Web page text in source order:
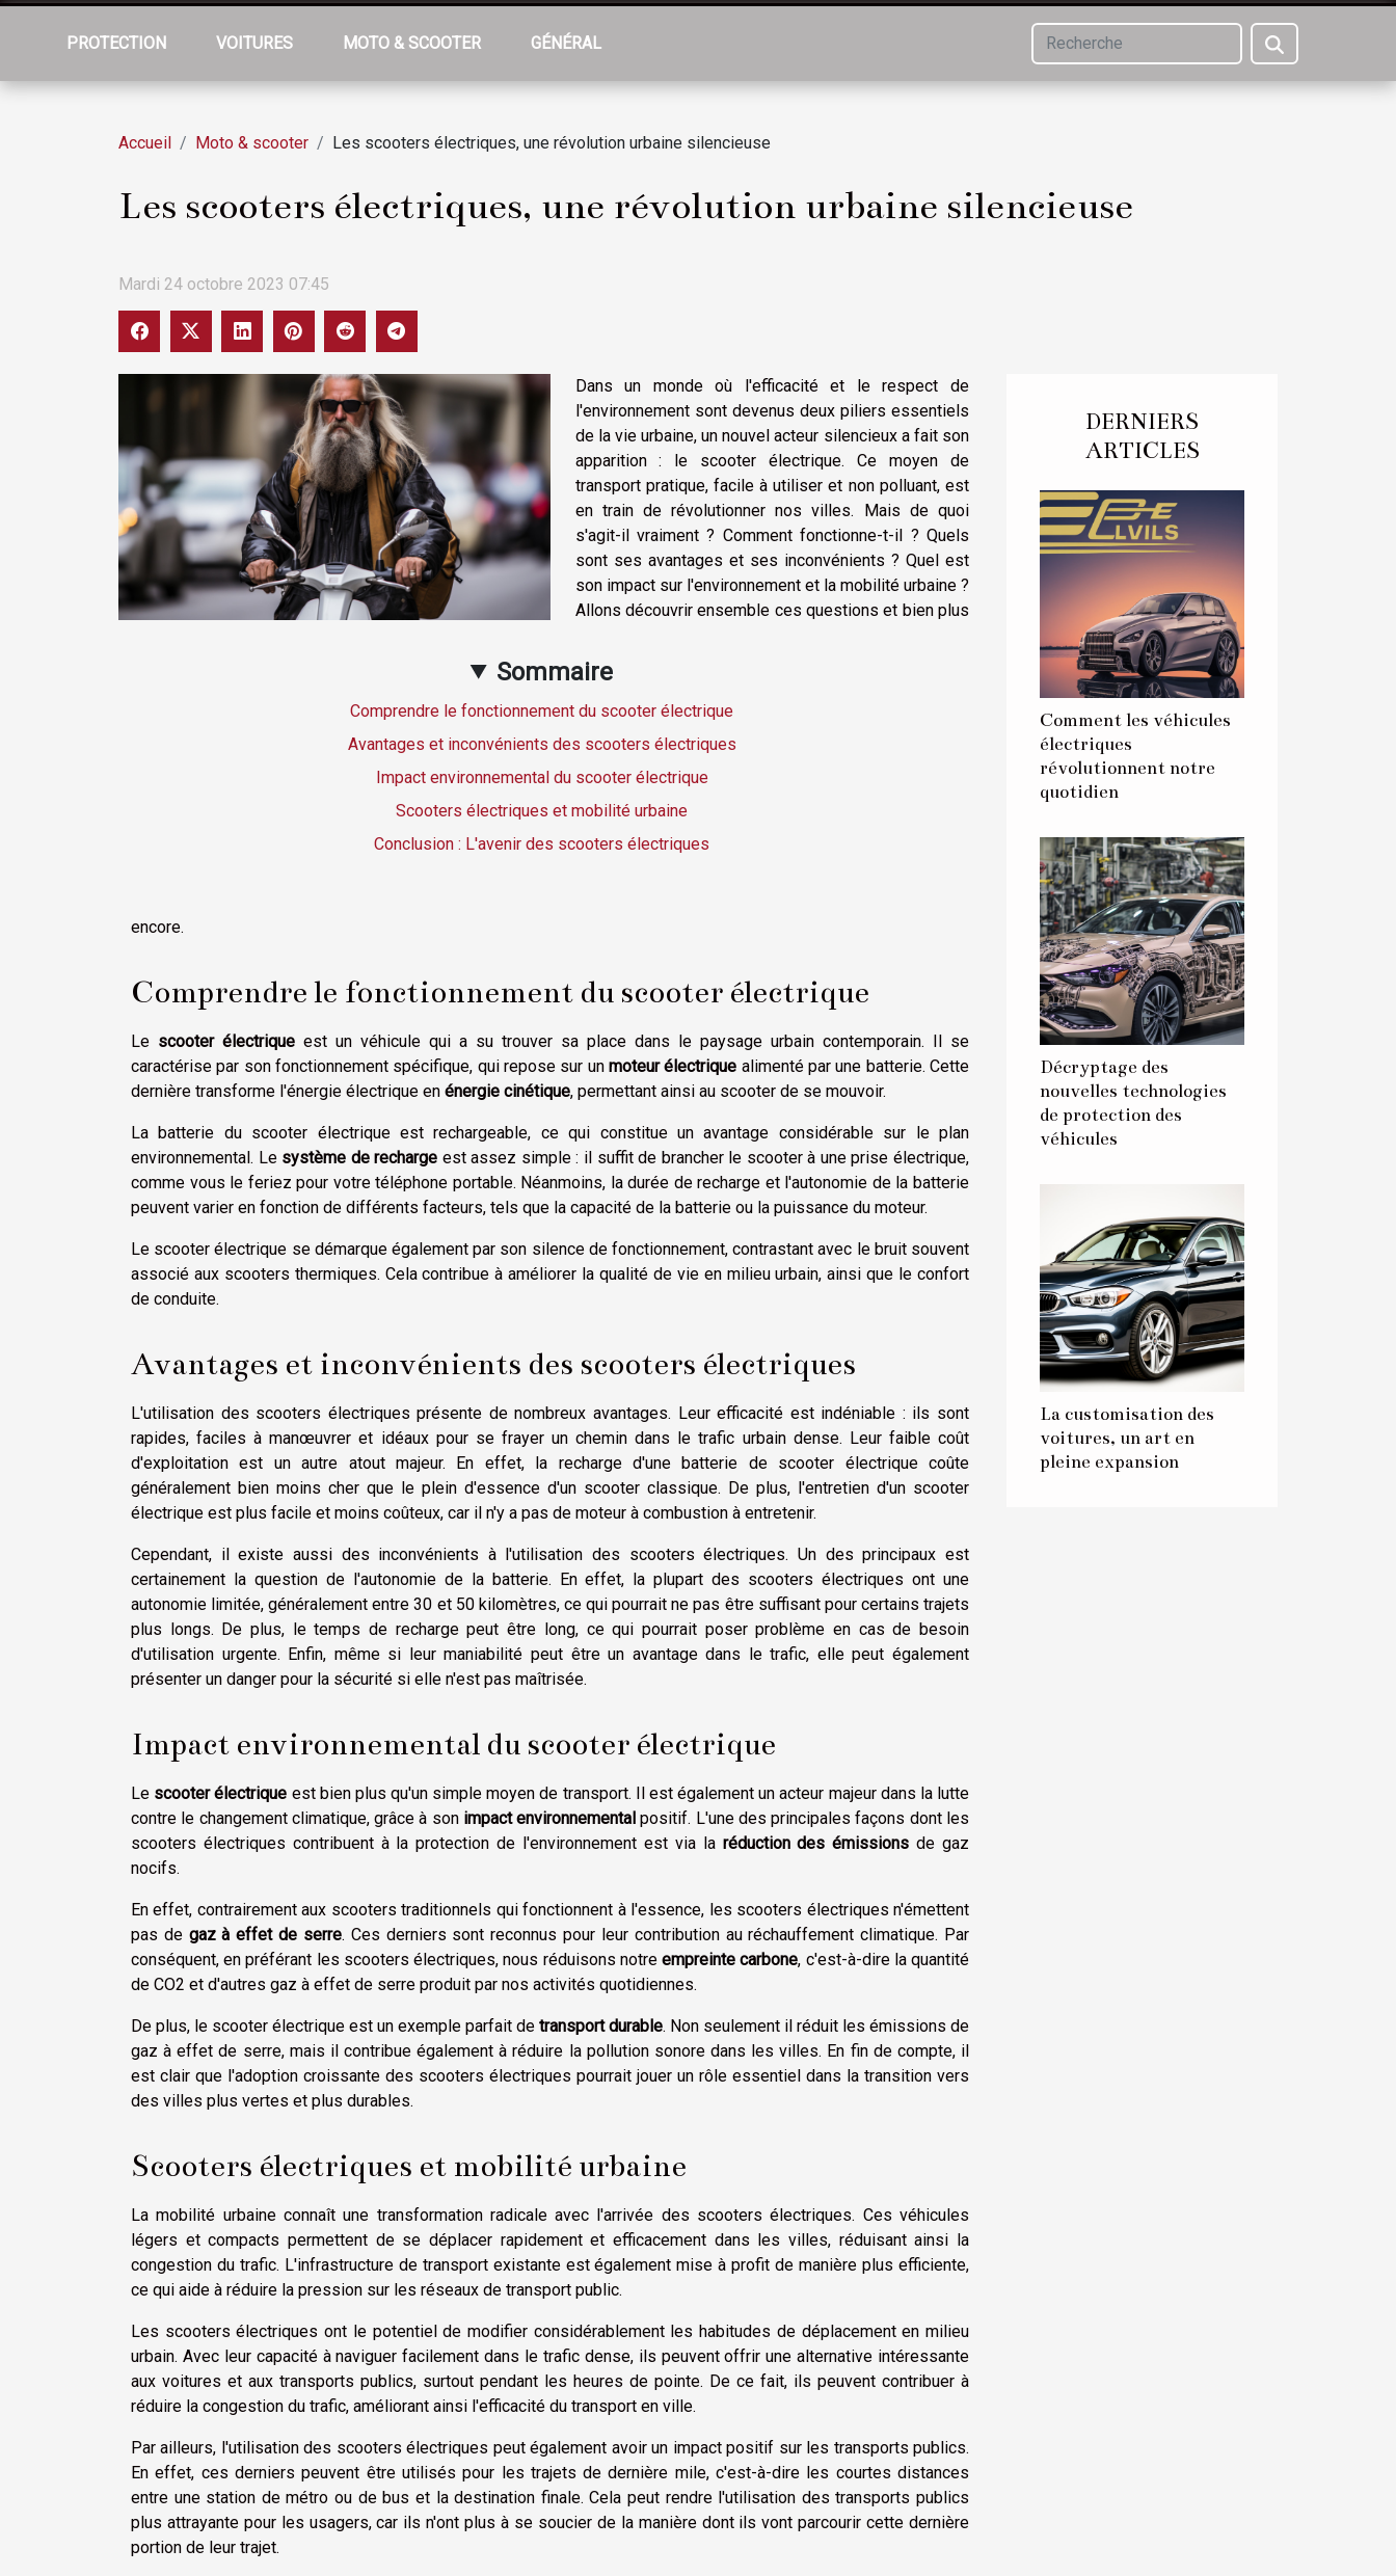
PROTECTION VOITURES MOTO & SCOOTER GÉNÉRAL
Accueil Moto & scooter Les scooters électriques, une révolution urbaine silencieuse
Les scooters électriques, une révolution urbaine silencieuse
Mardi 24 octobre 2023 07:45
Sommaire
Comprendre le fonctionnement du scooter électrique
Avantages et inconvénients des scooters électriques
Impact environnemental du scooter électrique
Scooters électriques et mobilité urbaine
Conclusion : L'avenir des scooters électriques
Dans un monde où l'efficacité et le respect de
l'environnement sont devenus deux piliers essentiels
de la vie urbaine, un nouvel acteur silencieux a fait son
apparition : le scooter électrique. Ce moyen de
transport pratique, facile à utiliser et non polluant, est
en train de révolutionner nos villes. Mais de quoi
s'agit-il vraiment ? Comment fonctionne-t-il ? Quels
sont ses avantages et ses inconvénients ? Quel est
son impact sur l'environnement et la mobilité urbaine ?
Allons découvrir ensemble ces questions et bien plus
encore.
Comprendre le fonctionnement du scooter électrique
Le scooter électrique est un véhicule qui a su trouver sa place dans le paysage urbain contemporain. Il se
caractérise par son fonctionnement spécifique, qui repose sur un moteur électrique alimenté par une batterie. Cette
dernière transforme l'énergie électrique en énergie cinétique, permettant ainsi au scooter de se mouvoir.
La batterie du scooter électrique est rechargeable, ce qui constitue un avantage considérable sur le plan
environnemental. Le système de recharge est assez simple : il suffit de brancher le scooter à une prise électrique,
comme vous le feriez pour votre téléphone portable. Néanmoins, la durée de recharge et l'autonomie de la batterie
peuvent varier en fonction de différents facteurs, tels que la capacité de la batterie ou la puissance du moteur.
Le scooter électrique se démarque également par son silence de fonctionnement, contrastant avec le bruit souvent
associé aux scooters thermiques. Cela contribue à améliorer la qualité de vie en milieu urbain, ainsi que le confort
de conduite.
Avantages et inconvénients des scooters électriques
L'utilisation des scooters électriques présente de nombreux avantages. Leur efficacité est indéniable : ils sont
rapides, faciles à manœuvrer et idéaux pour se frayer un chemin dans le trafic urbain dense. Leur faible coût
d'exploitation est un autre atout majeur. En effet, la recharge d'une batterie de scooter électrique coûte
généralement bien moins cher que le plein d'essence d'un scooter classique. De plus, l'entretien d'un scooter
électrique est plus facile et moins coûteux, car il n'y a pas de moteur à combustion à entretenir.
Cependant, il existe aussi des inconvénients à l'utilisation des scooters électriques. Un des principaux est
certainement la question de l'autonomie de la batterie. En effet, la plupart des scooters électriques ont une
autonomie limitée, généralement entre 30 et 50 kilomètres, ce qui pourrait ne pas être suffisant pour certains trajets
plus longs. De plus, le temps de recharge peut être long, ce qui pourrait poser problème en cas de besoin
d'utilisation urgente. Enfin, même si leur maniabilité peut être un avantage dans le trafic, elle peut également
présenter un danger pour la sécurité si elle n'est pas maîtrisée.
Impact environnemental du scooter électrique
Le scooter électrique est bien plus qu'un simple moyen de transport. Il est également un acteur majeur dans la lutte
contre le changement climatique, grâce à son impact environnemental positif. L'une des principales façons dont les
scooters électriques contribuent à la protection de l'environnement est via la réduction des émissions de gaz
nocifs.
En effet, contrairement aux scooters traditionnels qui fonctionnent à l'essence, les scooters électriques n'émettent
pas de gaz à effet de serre. Ces derniers sont reconnus pour leur contribution au réchauffement climatique. Par
conséquent, en préférant les scooters électriques, nous réduisons notreempreinte carbone, c'est-à-dire la quantité
de CO2 et d'autres gaz à effet de serre produit par nos activités quotidiennes.
De plus, le scooter électrique est un exemple parfait de transport durable. Non seulement il réduit les émissions de
gaz à effet de serre, mais il contribue également à réduire la pollution sonore dans les villes. En fin de compte, il
est clair que l'adoption croissante des scooters électriques pourrait jouer un rôle essentiel dans la transition vers
des villes plus vertes et plus durables.
Scooters électriques et mobilité urbaine
La mobilité urbaine connaît une transformation radicale avec l'arrivée des scooters électriques. Ces véhicules
légers et compacts permettent de se déplacer rapidement et efficacement dans les villes, réduisant ainsi la
congestion du trafic. L'infrastructure de transport existante est également mise à profit de manière plus efficiente,
ce qui aide à réduire la pression sur les réseaux de transport public.
Les scooters électriques ont le potentiel de modifier considérablement les habitudes de déplacement en milieu
urbain. Avec leur capacité à naviguer facilement dans le trafic dense, ils peuvent offrir une alternative intéressante
aux voitures et aux transports publics, surtout pendant les heures de pointe. De ce fait, ils peuvent contribuer à
réduire la congestion du trafic, améliorant ainsi l'efficacité du transport en ville.
Par ailleurs, l'utilisation des scooters électriques peut également avoir un impact positif sur les transports publics.
En effet, ces derniers peuvent être utilisés pour les trajets de dernière mile, c'est-à-dire les courtes distances
entre une station de métro ou de bus et la destination finale. Cela peut rendre l'utilisation des transports publics
plus attrayante pour les usagers, car ils n'ont plus à se soucier de la manière dont ils vont parcourir cette dernière
portion de leur trajet.
DERNIERS
ARTICLES
Comment les véhicules
électriques
révolutionnent notre
quotidien
Décryptage des
nouvelles technologies
de protection des
véhicules
La customisation des
voitures, un art en
pleine expansion